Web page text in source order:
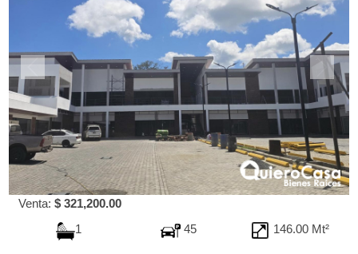
Venta: $ 321,200.00
1
45 146.00 Mt²